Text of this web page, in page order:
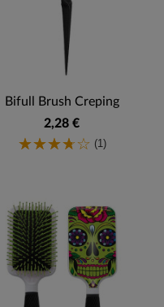
Bifull Brush Creping
2,28 €
(1)